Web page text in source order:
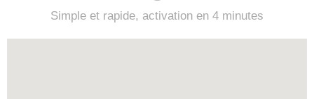
Simple et rapide, activation en 4 minutes